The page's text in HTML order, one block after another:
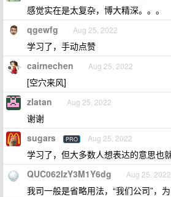
感觉实在是太复杂，博大精深。。。
qgewfg Aug 25, 2022
学习了，手动点赞
cairnechen Aug 25, 2022
[空穴来风]
zlatan Aug 25, 2022
谢谢
sugars PRO Aug 25, 2022
学习了，但大多数人想表达的意思也
QUC062IzY3M1Y6dg Aug 25, 2022
我司一般是省略用法，“我们公司”，